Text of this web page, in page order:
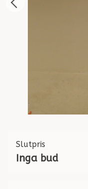
Slutpris
Inga bud